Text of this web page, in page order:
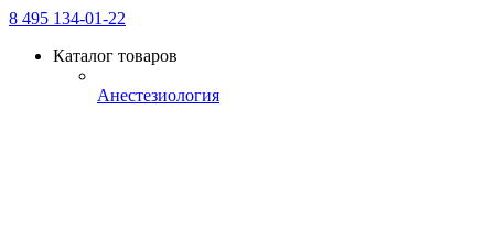
8 495 134-01-22
Каталог товаров
Анестезиология